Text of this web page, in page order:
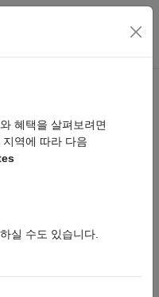
토글
역되었습니다. 영어 원문을
페이스를 제공합니다.
혜택을 살펴보려면
역에 따라 다음
실 수도 있습니다.